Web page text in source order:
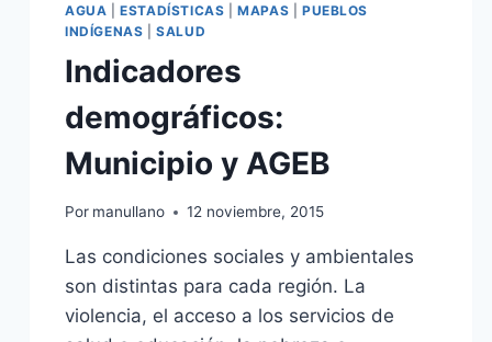
AGUA |ESTADÍSTICAS |MAPAS
PUEBLOS
INDÍGENAS |SALUD
Indicadores
demográficos:
Municipio y AGEB
Por manullano 12 noviembre, 2015
Las condiciones sociales y ambientales
son distintas para cada región. La
violencia, el acceso a los servicios de